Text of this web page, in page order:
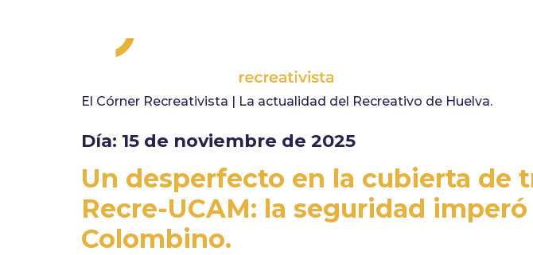
El Córner Recreativista | La actualidad del Recreativo de Huelva.
Día: 15 de noviembre de 2025
Un desperfecto en la cubierta de
Recre-UCAM: la seguridad
Colombino.